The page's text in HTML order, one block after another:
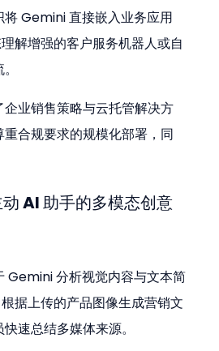
将 Gemini 直接嵌入业务应用
解增强的客户服务机器人或自
业销售策略与云托管解决方
合规要求的规模化部署，同
AI 助手的多模态创意
Gemini 分析视觉内容与文本简
据上传的产品图像生成营销文
速总结多媒体来源。